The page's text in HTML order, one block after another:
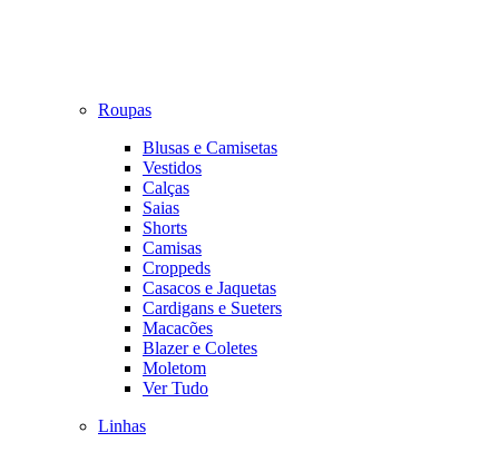
Roupas
Blusas e Camisetas
Vestidos
Calças
Saias
Shorts
Camisas
Croppeds
Casacos e Jaquetas
Cardigans e Sueters
Macacões
Blazer e Coletes
Moletom
Ver Tudo
Linhas